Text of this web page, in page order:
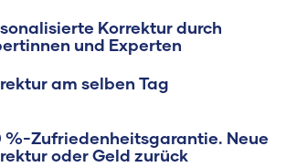
Korrektur durch
und Experten
am selben Tag
%-Zufriedenheitsgarantie. Neue
oder Geld zurück